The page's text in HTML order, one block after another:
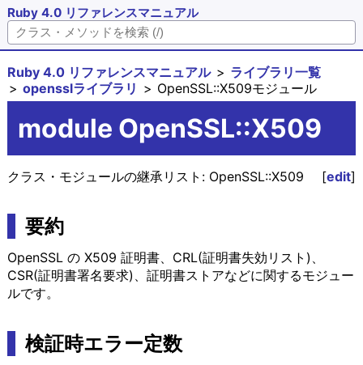
Ruby 4.0 リファレンスマニュアル
Ruby 4.0 リファレンスマニュアル
ライブラリ一覧
opensslライブラリ
OpenSSL::X509モジュール
module OpenSSL::X509
[edit]
クラス・モジュールの継承リスト: OpenSSL::X509
要約
OpenSSL の X509 証明書、CRL(証明書失効リスト)、
CSR(証明書署名要求)、証明書ストアなどに関するモジュー
ルです。
検証時エラー定数